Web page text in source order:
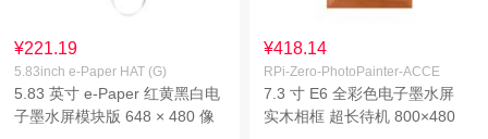
¥221.19
5.83inch e-Paper HAT (G)
5.83 英寸 e-Paper 红黄黑白电
子墨水屏模块版 648 × 480 像
¥418.14
RPi-Zero-PhotoPainter-ACCE
7.3 寸 E6 全彩色电子墨水屏
实木相框 超长待机 800×480